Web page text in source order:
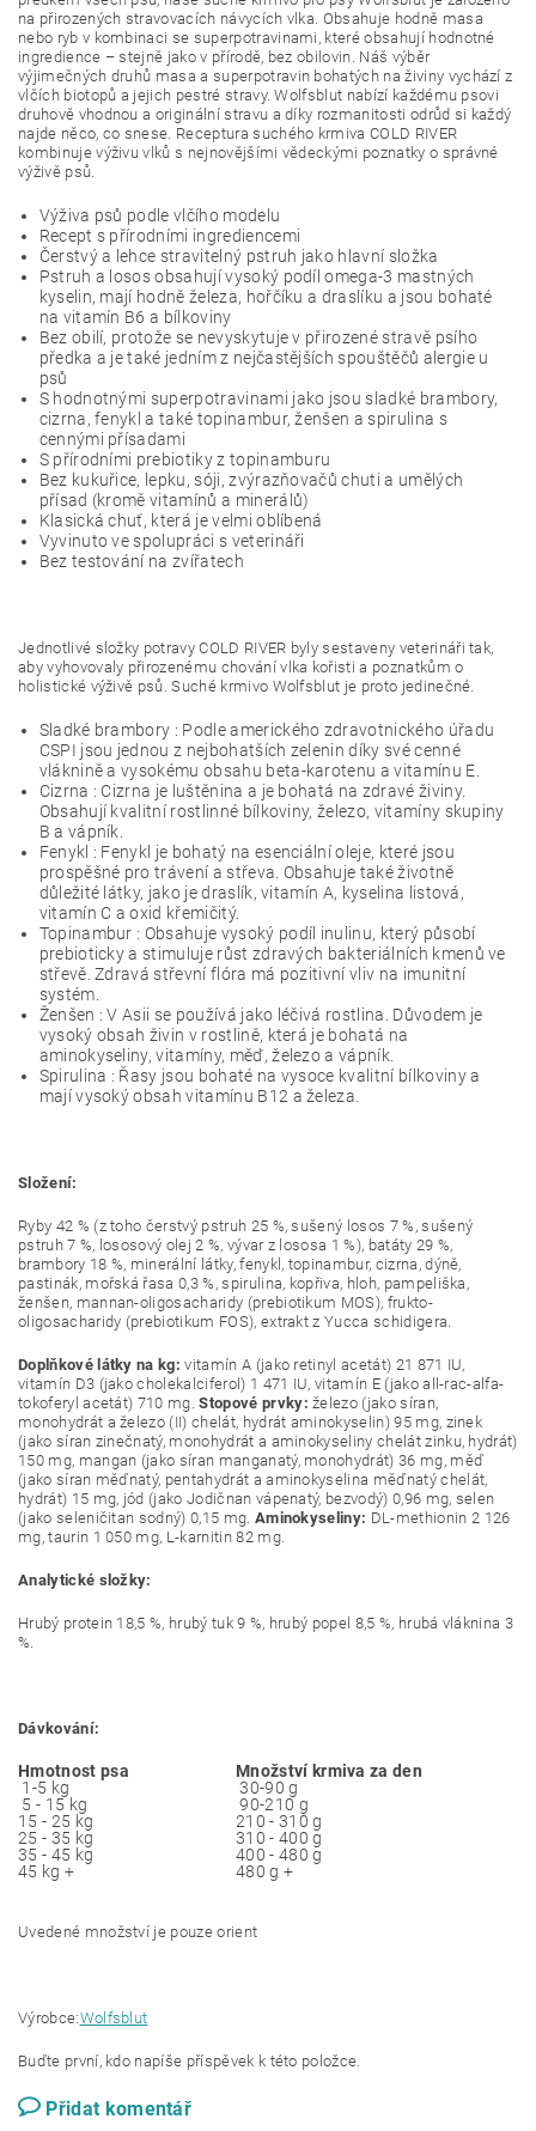
na přirozených stravovacích návycích vlka. Obsahuje hodně masa
nebo ryb v kombinaci se superpotravinami, které obsahují hodnotné
ingredience – stejně jako v přírodě, bez obilovin. Náš výběr
výjimečných druhů masa a superpotravin bohatých na živiny vychází z
vlčích biotopů a jejich pestré stravy. Wolfsblut nabízí každému psovi
druhově vhodnou a originální stravu a díky rozmanitosti odrůd si každý
najde něco, co snese. Receptura suchého krmiva COLD RIVER
kombinuje výživu vlků s nejnovějšími vědeckými poznatky o správné
výživě psů.
Výživa psů podle vlčího modelu
Recept s přírodními ingrediencemi
Čerstvý a lehce stravitelný pstruh jako hlavní složka
Pstruh a losos obsahují vysoký podíl omega-3 mastných
kyselin, mají hodně železa, hořčíku a draslíku a jsou bohaté
na vitamín B6 a bílkoviny
Bez obilí, protože se nevyskytuje v přirozené stravě psího
předka a je také jedním z nejčastějších spouštěčů alergie u
psů
S hodnotnými superpotravinami jako jsou sladké brambory,
cizrna, fenykl a také topinambur, ženšen a spirulina s
cennými přísadami
S přírodními prebiotiky z topinamburu
Bez kukuřice, lepku, sóji, zvýrazňovačů chuti a umělých
přísad (kromě vitamínů a minerálů)
Klasická chuť, která je velmi oblíbená
Vyvinuto ve spolupráci s veterináři
Bez testování na zvířatech
Jednotlivé složky potravy COLD RIVER byly sestaveny veterináři tak,
aby vyhovovaly přirozenému chování vlka kořisti a poznatkům o
holistické výživě psů. Suché krmivo Wolfsblut je proto jedinečné.
Sladké brambory : Podle amerického zdravotnického úřadu
CSPI jsou jednou z nejbohatších zelenin díky své cenné
vláknině a vysokému obsahu beta-karotenu a vitamínu E.
Cizrna : Cizrna je luštěnina a je bohatá na zdravé živiny.
Obsahují kvalitní rostlinné bílkoviny, železo, vitamíny skupiny
B a vápník.
Fenykl : Fenykl je bohatý na esenciální oleje, které jsou
prospěšné pro trávení a střeva. Obsahuje také životně
důležité látky, jako je draslík, vitamín A, kyselina listová,
vitamín C a oxid křemičitý.
Topinambur : Obsahuje vysoký podíl inulinu, který působí
prebioticky a stimuluje růst zdravých bakteriálních kmenů ve
střevě. Zdravá střevní flóra má pozitivní vliv na imunitní
systém.
Ženšen : V Asii se používá jako léčivá rostlina. Důvodem je
vysoký obsah živin v rostlině, která je bohatá na
aminokyseliny, vitamíny, měď, železo a vápník.
Spirulina : Řasy jsou bohaté na vysoce kvalitní bílkoviny a
mají vysoký obsah vitamínu B12 a železa.
Složení:
Ryby 42 % (z toho čerstvý pstruh 25 %, sušený losos 7 %, sušený
pstruh 7 %, lososový olej 2 %, vývar z lososa 1 %), batáty 29 %,
brambory 18 %, minerální látky, fenykl, topinambur, cizrna, dýně,
pastinák, mořská řasa 0,3 %, spirulina, kopřiva, hloh, pampeliška,
ženšen, mannan-oligosacharidy (prebiotikum MOS), frukto-
oligosacharidy (prebiotikum FOS), extrakt z Yucca schidigera.
Doplňkové látky na kg: vitamín A (jako retinyl acetát) 21 871 IU,
vitamín D3 (jako cholekalciferol) 1 471 IU, vitamín E (jako all-rac-alfa-
tokoferyl acetát) 710 mg. Stopové prvky: železo (jako síran,
monohydrát a železo (II) chelát, hydrát aminokyselin) 95 mg, zinek
(jako síran zinečnatý, monohydrát a aminokyseliny chelát zinku, hydrát)
150 mg, mangan (jako síran manganatý, monohydrát) 36 mg, měď
(jako síran měďnatý, pentahydrát a aminokyselina měďnatý chelát,
hydrát) 15 mg, jód (jako Jodičnan vápenatý, bezvodý) 0,96 mg, selen
(jako seleničitan sodný) 0,15 mg. Aminokyseliny: DL-methionin 2 126
mg, taurin 1 050 mg, L-karnitin 82 mg.
Analytické složky:
Hrubý protein 18,5 %, hrubý tuk 9 %, hrubý popel 8,5 %, hrubá vláknina 3
%.
Dávkování:
Hmotnost psa
Množství krmiva za den
1-5 kg
30-90 g
5 - 15 kg
90-210 g
15 - 25 kg
210 - 310 g
25 - 35 kg
310 - 400 g
35 - 45 kg
400 - 480 g
45 kg +
480 g +
Uvedené množství je pouze orient
Výrobce:Wolfsblut
Buďte první, kdo napíše příspěvek k této položce.
Přidat komentář